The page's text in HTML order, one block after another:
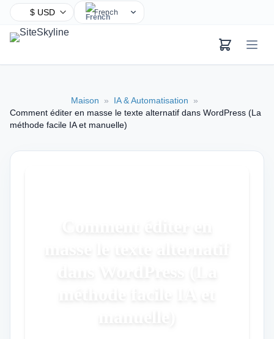
French
Arabic
Bengali
Maison » IA & Automatisation
»
Comment éditer en masse le texte alternatif dans WordPress (La
méthode facile IA et manuelle)